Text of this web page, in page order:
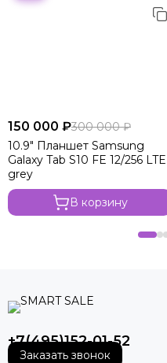
150 000 ₽300 000 ₽
10.9" Планшет Samsung
Galaxy Tab S10 FE 12/256 LTE
grey
В корзину
+7(495)152-01-52
Заказать звонок